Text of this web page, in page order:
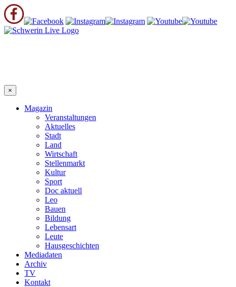
×
Magazin
Veranstaltungen
Aktuelles
Stadt
Land
Wirtschaft
Stellenmarkt
Kultur
Sport
Doc aktuell
Leo
Bauen
Bildung
Lebensart
Leute
Hausgeschichten
Mediadaten
Archiv
TV
Kontakt